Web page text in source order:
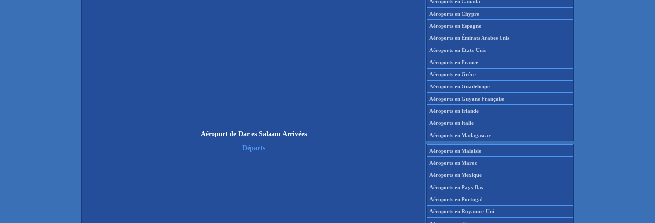
Aéroport de Dar es Salaam Arrivées
Départs
Aéroports en Canada
Aéroports en Chypre
Aéroports en Espagne
Aéroports en Émirats Arabes Unis
Aéroports en États-Unis
Aéroports en France
Aéroports en Grèce
Aéroports en Guadeloupe
Aéroports en Guyane Française
Aéroports en Irlande
Aéroports en Italie
Aéroports en Madagascar
Aéroports en Malaisie
Aéroports en Maroc
Aéroports en Mexique
Aéroports en Pays-Bas
Aéroports en Portugal
Aéroports en Royaume-Uni